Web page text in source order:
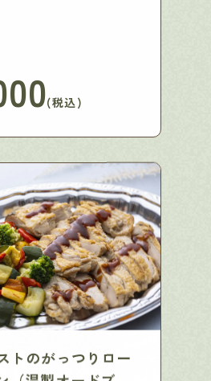
(税込)
トのがっつりロー